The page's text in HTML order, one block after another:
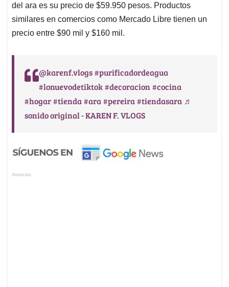
del ara es su precio de $59.950 pesos. Productos
similares en comercios como Mercado Libre tienen un
precio entre $90 mil y $160 mil.
@karenf.vlogs#purificadordeagua
#lonuevodetiktok#decoracion #cocina
#hogar#tienda#ara#pereira#tiendasara ♬
sonido original - KAREN F. VLOGS
Anuncios.